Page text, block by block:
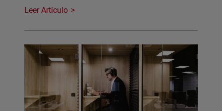
Leer Artículo